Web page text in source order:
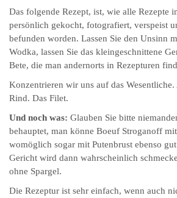
Das folgende Rezept, ist, wie alle Rezepte
persönlich gekocht, fotografiert, verspeist
befunden worden. Lassen Sie den Unsinn
Wodka, lassen Sie das klein­ge­schnittene
Bete, die man andernorts in Rezepturen
Konzentrieren wir uns auf das
Rind. Das Filet.
Und noch was: Glauben Sie bitte
behauptet, man könne Boeuf Stroganoff
womöglich sogar mit Putenbrust ebenso
Gericht wird dann wahrscheinlich
ohne Spargel.
Die Rezeptur ist sehr einfach, wenn auch